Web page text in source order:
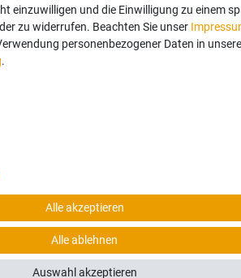
einzuwilligen und die Einwilligung zu einem
zu widerrufen. Beachten Sie unser
personenbezogener Daten in
.
Alle akzeptieren
Alle ablehnen
Auswahl akzeptieren